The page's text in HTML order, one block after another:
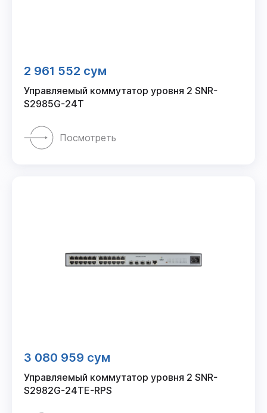
2 961 552 сум
Управляемый коммутатор уровня 2 SNR-
S2985G-24T
Посмотреть
3 080 959 сум
Управляемый коммутатор уровня 2 SNR-
S2982G-24TE-RPS